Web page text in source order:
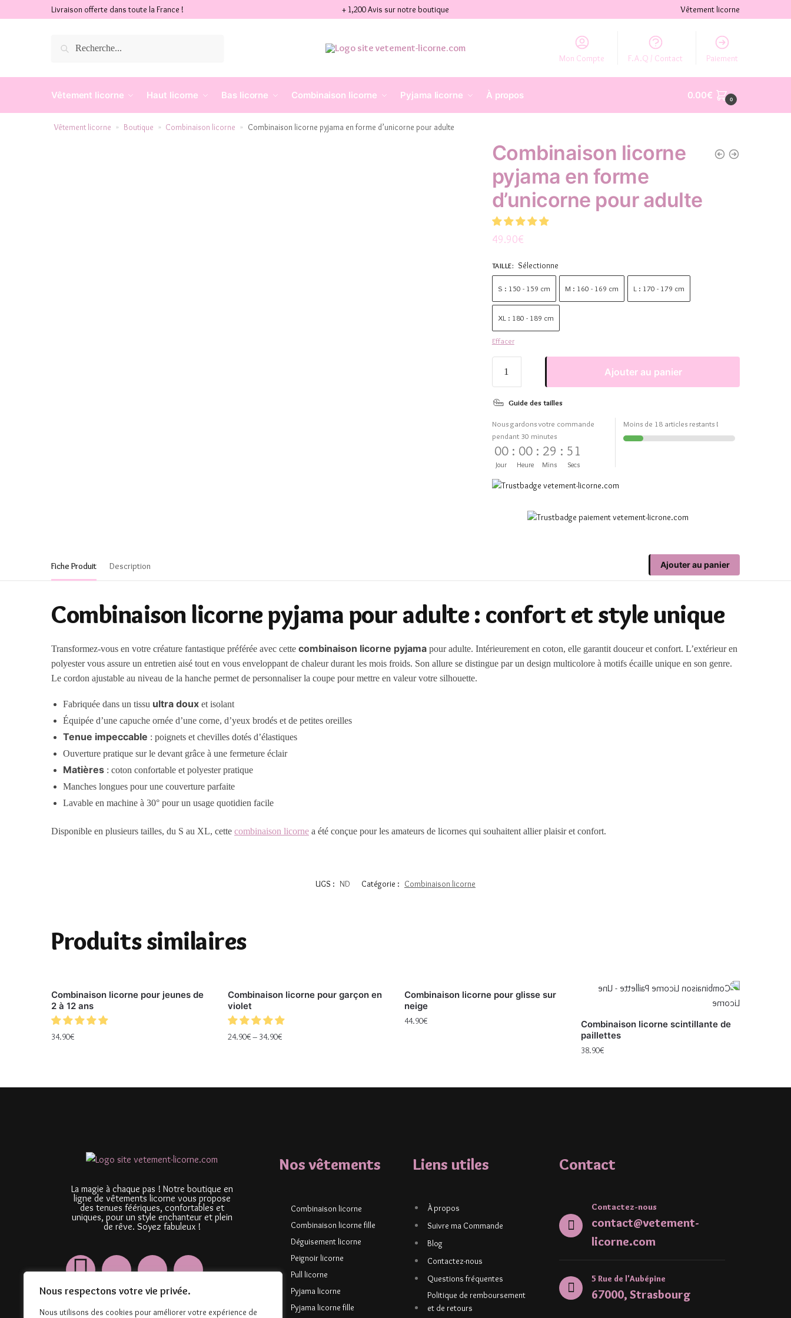
Nous respectons votre vie privée.
Nous utilisons des cookies pour améliorer votre expérience de
Livraison offerte dans toute la France ! + 1,200 Avis sur notre boutique Vêtement licorne
Recherche Mon Compte F.A.Q / Contact Paiement
Vêtement licorne Haut licorne Bas licorne Combinaison licorne Pyjama licorne À propos 0.00€ 0
Vêtement licorne » Boutique » Combinaison licorne » Combinaison licorne pyjama en forme d’unicorne pour adulte
Combinaison licorne
pyjama en forme
d’unicorne pour adulte
49.90€
TAILLE: Sélectionne
S : 150 - 159 cm M : 160 - 169 cm L : 170 - 179 cm
XL : 180 - 189 cm
Effacer
Ajouter au panier
Guide des tailles
Nous gardons votre commande
pendant 30 minutes
00
Jour
: 00
Heure
: 29
Mins
: 50
Secs
Moins de 18 articles restants !
Fiche Produit Description Ajouter au panier
Combinaison licorne pyjama pour adulte : confort et style unique
Transformez-vous en votre créature fantastique préférée avec cettecombinaison licorne pyjama pour adulte. Intérieurement en coton, elle garantit douceur et confort. L’extérieur en
polyester vous assure un entretien aisé tout en vous enveloppant de chaleur durant les mois froids. Son allure se distingue par un design multicolore à motifs écaille unique en son genre.
Le cordon ajustable au niveau de la hanche permet de personnaliser la coupe pour mettre en valeur votre silhouette.
Fabriquée dans un tissu ultra doux et isolant
Équipée d’une capuche ornée d’une corne, d’yeux brodés et de petites oreilles
Tenue impeccable : poignets et chevilles dotés d’élastiques
Ouverture pratique sur le devant grâce à une fermeture éclair
Matières : coton confortable et polyester pratique
Manches longues pour une couverture parfaite
Lavable en machine à 30° pour un usage quotidien facile
Disponible en plusieurs tailles, du S au XL, cettecombinaison licorne a été conçue pour les amateurs de licornes qui souhaitent allier plaisir et confort.
UGS : ND Catégorie : Combinaison licorne
Produits similaires
Combinaison licorne pour jeunes de
2 à 12 ans
34.90€
Combinaison licorne pour garçon en
violet
24.90€– 34.90€
Combinaison licorne pour glisse sur
neige
44.90€
Combinaison licorne scintillante de
paillettes
38.90€
La magie à chaque pas ! Notre boutique en
ligne de vêtements licorne vous propose
des tenues féériques, confortables et
uniques, pour un style enchanteur et plein
de rêve. Soyez fabuleux !
Nos vêtements
Combinaison licorne
Combinaison licorne fille
Déguisement licorne
Peignoir licorne
Pull licorne
Pyjama licorne
Pyjama licorne fille
Liens utiles
À propos
Suivre ma Commande
Blog
Contactez-nous
Questions fréquentes
Politique de remboursement
et de retours
Contact
Contactez-nous
contact@vetement-
licorne.com
5 Rue de l'Aubépine
67000, Strasbourg